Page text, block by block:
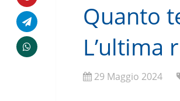
Quanto
L’ultima
29 Maggio 2024